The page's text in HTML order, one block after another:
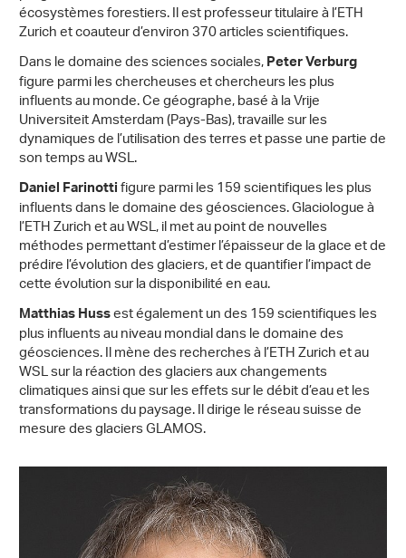
écosystèmes forestiers. Il est professeur titulaire à l’ETH
Zurich et coauteur d’environ 370 articles scientifiques.
Dans le domaine des sciences sociales,Peter Verburg
figure parmi les chercheuses et chercheurs les plus
influents au monde. Ce géographe, basé à la Vrije
Universiteit Amsterdam (Pays-Bas), travaille sur les
dynamiques de l’utilisation des terres et passe une partie de
son temps au WSL.
Daniel Farinottifigure parmi les 159 scientifiques les plus
influents dans le domaine des géosciences. Glaciologue à
l’ETH Zurich et au WSL, il met au point de nouvelles
méthodes permettant d’estimer l’épaisseur de la glace et de
prédire l’évolution des glaciers, et de quantifier l’impact de
cette évolution sur la disponibilité en eau.
Matthias Hussest également un des 159 scientifiques les
plus influents au niveau mondial dans le domaine des
géosciences. Il mène des recherches à l’ETH Zurich et au
WSL sur la réaction des glaciers aux changements
climatiques ainsi que sur les effets sur le débit d’eau et les
transformations du paysage. Il dirige le réseau suisse de
mesure des glaciers GLAMOS.